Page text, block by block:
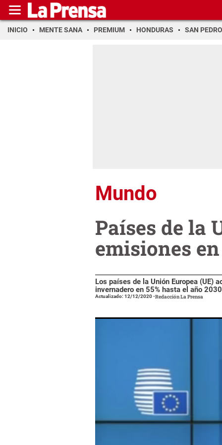
INICIO MENTE SANA PREMIUM HONDURAS SAN PEDRO
Mundo
Países de la
emisiones
Los países de la Unión Europea (UE)
invernadero en 55% hasta el año
Actualizado: 12/12/2020-Redacción La Prensa